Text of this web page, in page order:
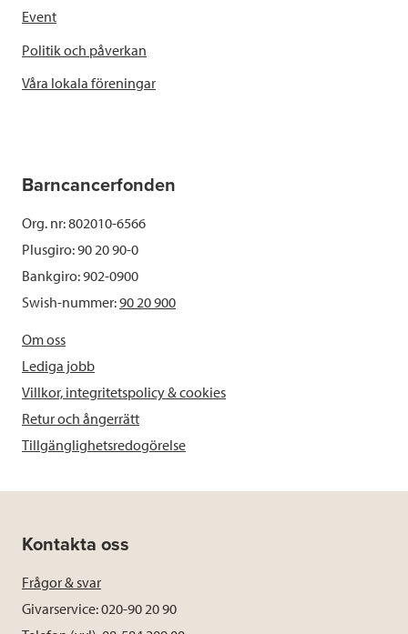
Event
Politik och påverkan
Våra lokala föreningar
Barncancerfonden
Org. nr: 802010-6566
Plusgiro: 90 20 90-0
Bankgiro: 902-0900
Swish-nummer:90 20 900
Om oss
Lediga jobb
Villkor, integritetspolicy & cookies
Retur och ångerrätt
Tillgänglighetsredogörelse
Kontakta oss
Frågor & svar
Givarservice: 020-90 20 90